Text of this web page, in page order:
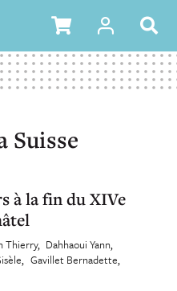
Suisse
à la fin du XIVe
Thierry Dahhaoui Yann
Gavillet Bernadette